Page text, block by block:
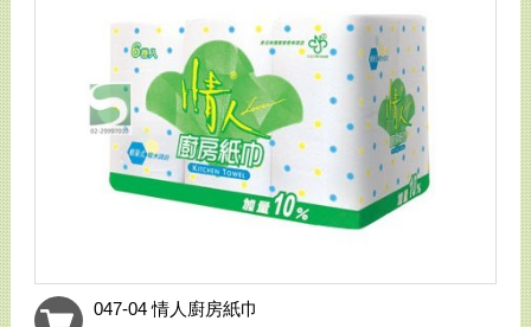
047-04 情人廚房紙巾